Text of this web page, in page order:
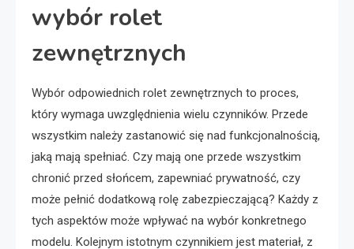
wybór rolet
zewnętrznych
Wybór odpowiednich rolet zewnętrznych to proces,
który wymaga uwzględnienia wielu czynników. Przede
wszystkim należy zastanowić się nad funkcjonalnością,
jaką mają spełniać. Czy mają one przede wszystkim
chronić przed słońcem, zapewniać prywatność, czy
może pełnić dodatkową rolę zabezpieczającą? Każdy z
tych aspektów może wpływać na wybór konkretnego
modelu. Kolejnym istotnym czynnikiem jest materiał, z